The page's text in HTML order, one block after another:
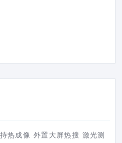
热成像 外置大屏热搜 激光测